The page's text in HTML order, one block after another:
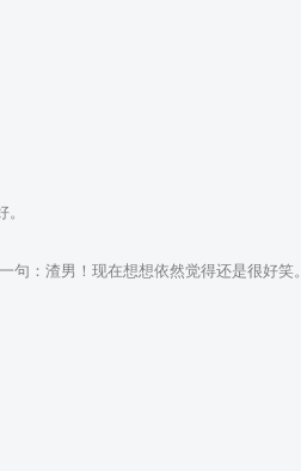
：渣男！现在想想依然觉得还是很好笑。